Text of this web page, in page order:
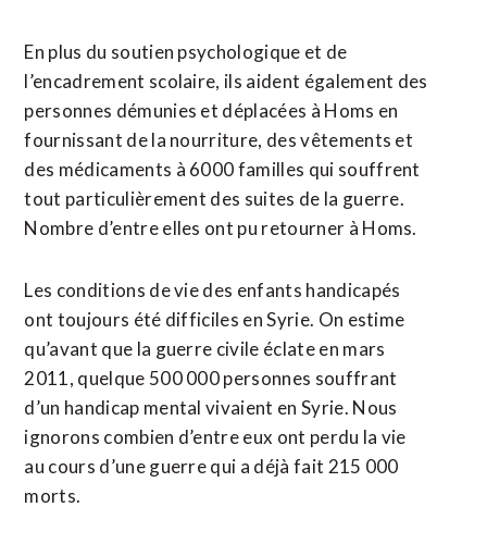
En plus du soutien psychologique et de
l’encadrement scolaire, ils aident également des
personnes démunies et déplacées à Homs en
fournissant de la nourriture, des vêtements et
des médicaments à 6000 familles qui souffrent
tout particulièrement des suites de la guerre.
Nombre d’entre elles ont pu retourner à Homs.
Les conditions de vie des enfants handicapés
ont toujours été difficiles en Syrie. On estime
qu’avant que la guerre civile éclate en mars
2011, quelque 500 000 personnes souffrant
d’un handicap mental vivaient en Syrie. Nous
ignorons combien d’entre eux ont perdu la vie
au cours d’une guerre qui a déjà fait 215 000
morts.